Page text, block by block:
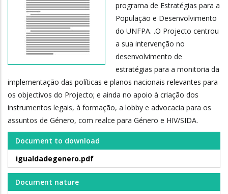
programa de Estratégias para a
População e Desenvolvimento
do UNFPA. .O Projecto centrou
a sua intervenção no
desenvolvimento de
estratégias para a monitoria da
implementação das políticas e planos nacionais relevantes para
os objectivos do Projecto; e ainda no apoio à criação dos
instrumentos legais, à formação, a lobby e advocacia para os
assuntos de Género, com realce para Género e HIV/SIDA.
Document to download
igualdadegenero.pdf
Document nature